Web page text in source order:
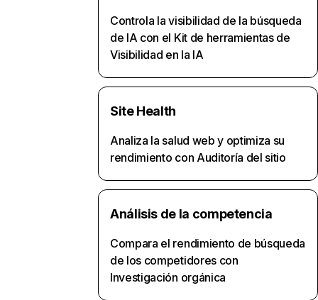
Controla la visibilidad de la búsqueda
de IA con el Kit de herramientas de
Visibilidad en la IA
Site Health
Analiza la salud web y optimiza su
rendimiento con Auditoría del sitio
Análisis de la competencia
Compara el rendimiento de búsqueda
de los competidores con
Investigación orgánica